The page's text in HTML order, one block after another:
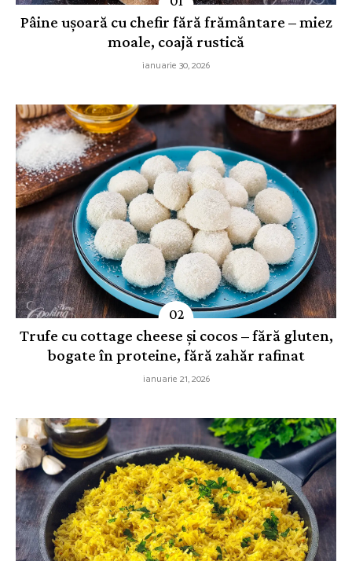
Pâine ușoară cu chefir fără frământare – miez
moale, coajă rustică
ianuarie 30, 2026
Trufe cu cottage cheese și cocos – fără gluten,
bogate în proteine, fără zahăr rafinat
ianuarie 21, 2026